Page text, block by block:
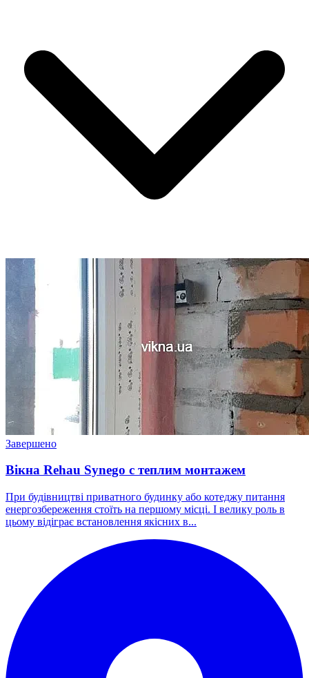
Завершено
Вікна Rehau Synego с теплим монтажем
При будівництві приватного будинку або котеджу питання
енергозбереження стоїть на першому місці. І велику роль в
цьому відіграє встановлення якісних в...